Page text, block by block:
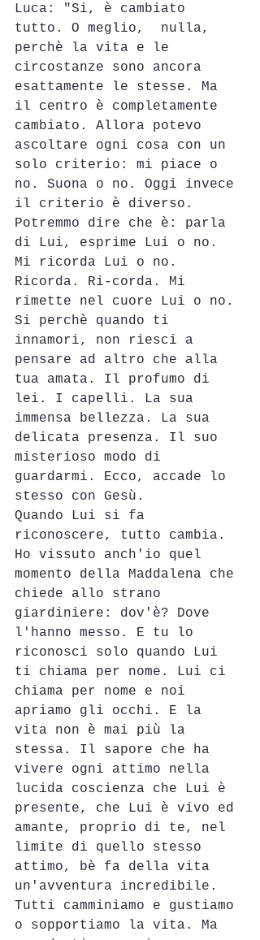
Luca: "Si, è cambiato
tutto. O meglio,  nulla,
perchè la vita e le
circostanze sono ancora
esattamente le stesse. Ma
il centro è completamente
cambiato. Allora potevo
ascoltare ogni cosa con un
solo criterio: mi piace o
no. Suona o no. Oggi invece
il criterio è diverso.
Potremmo dire che è: parla
di Lui, esprime Lui o no.
Mi ricorda Lui o no.
Ricorda. Ri-corda. Mi
rimette nel cuore Lui o no.
Si perchè quando ti
innamori, non riesci a
pensare ad altro che alla
tua amata. Il profumo di
lei. I capelli. La sua
immensa bellezza. La sua
delicata presenza. Il suo
misterioso modo di
guardarmi. Ecco, accade lo
stesso con Gesù.
Quando Lui si fa
riconoscere, tutto cambia.
Ho vissuto anch'io quel
momento della Maddalena che
chiede allo strano
giardiniere: dov'è? Dove
l'hanno messo. E tu lo
riconosci solo quando Lui
ti chiama per nome. Lui ci
chiama per nome e noi
apriamo gli occhi. E la
vita non è mai più la
stessa. Il sapore che ha
vivere ogni attimo nella
lucida coscienza che Lui è
presente, che Lui è vivo ed
amante, proprio di te, nel
limite di quello stesso
attimo, bè fa della vita
un'avventura incredibile.
Tutti camminiamo e gustiamo
o sopportiamo la vita. Ma